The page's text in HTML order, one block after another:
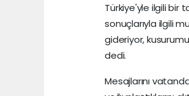
Türkiye'yle ilgili
sonuçlarıyla ilgili
gideriyor,
dedi.
Mesajlarını